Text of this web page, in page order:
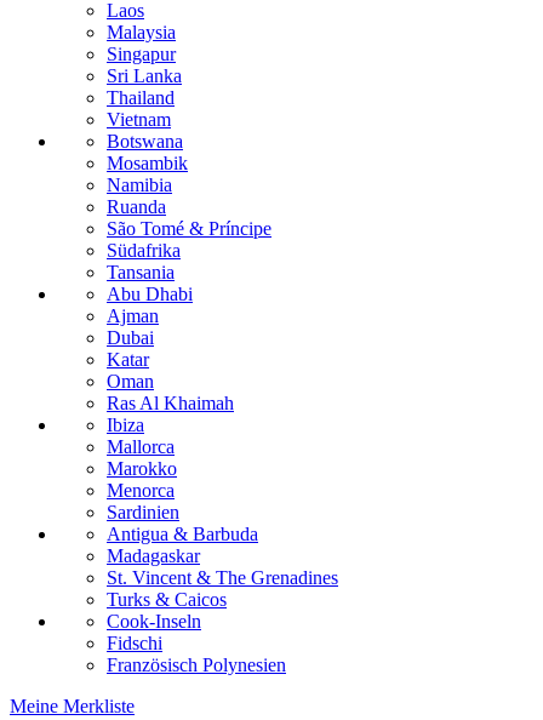
Laos
Malaysia
Singapur
Sri Lanka
Thailand
Vietnam
Botswana
Mosambik
Namibia
Ruanda
São Tomé & Príncipe
Südafrika
Tansania
Abu Dhabi
Ajman
Dubai
Katar
Oman
Ras Al Khaimah
Ibiza
Mallorca
Marokko
Menorca
Sardinien
Antigua & Barbuda
Madagaskar
St. Vincent & The Grenadines
Turks & Caicos
Cook-Inseln
Fidschi
Französisch Polynesien
Meine Merkliste